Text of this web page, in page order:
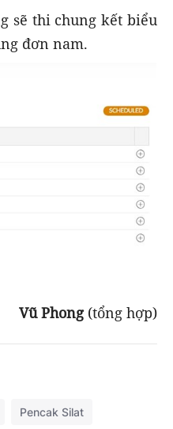
sẽ thi chung kết biểu
đơn nam.
Vũ Phong (tổng hợp)
Pencak Silat